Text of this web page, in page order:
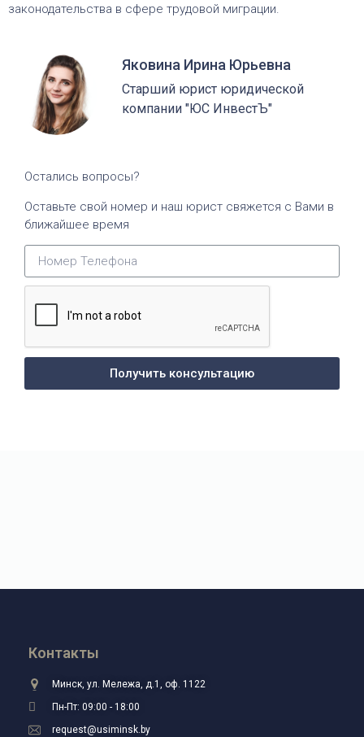
законодательства в сфере трудовой миграции.
Яковина Ирина Юрьевна
Старший юрист юридической
компании "ЮС ИнвестЪ"
Остались вопросы?
Оставьте свой номер и наш юрист свяжется с Вами в
ближайшее время
Получить консультацию
Контакты
Минск, ул. Мележа, д.1, оф. 1122
Пн-Пт: 09:00 - 18:00
request@usiminsk.by